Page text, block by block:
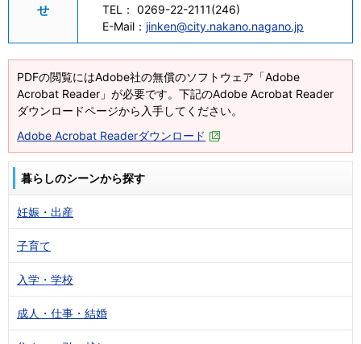
せ
TEL： 0269-22-2111(246)
E-Mail： jinken@city.nakano.nagano.jp
PDFの閲覧にはAdobe社の無償のソフトウェア「Adobe
Acrobat Reader」が必要です。下記のAdobe Acrobat Reader
ダウンロードページから入手してください。
Adobe Acrobat Readerダウンロード
暮らしのシーンから探す
妊娠・出産
子育て
入学・学校
成人・仕事・結婚